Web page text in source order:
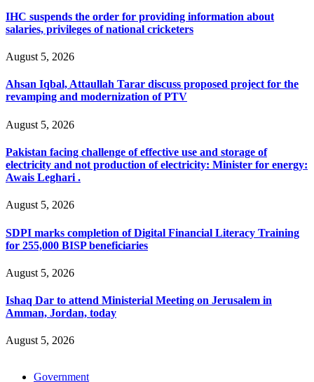
IHC suspends the order for providing information about
salaries, privileges of national cricketers
August 5, 2026
Ahsan Iqbal, Attaullah Tarar discuss proposed project for the
revamping and modernization of PTV
August 5, 2026
Pakistan facing challenge of effective use and storage of
electricity and not production of electricity: Minister for energy:
Awais Leghari .
August 5, 2026
SDPI marks completion of Digital Financial Literacy Training
for 255,000 BISP beneficiaries
August 5, 2026
Ishaq Dar to attend Ministerial Meeting on Jerusalem in
Amman, Jordan, today
August 5, 2026
Government